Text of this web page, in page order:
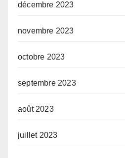
décembre 2023
novembre 2023
octobre 2023
septembre 2023
août 2023
juillet 2023